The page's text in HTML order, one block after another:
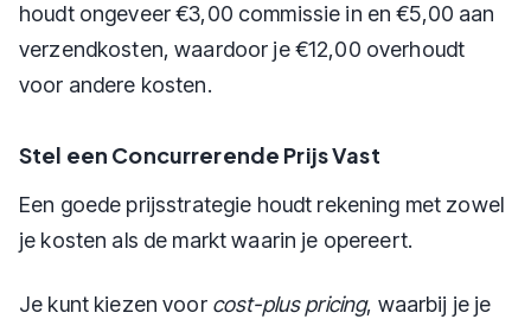
houdt ongeveer €3,00 commissie in en €5,00 aan
verzendkosten, waardoor je €12,00 overhoudt
voor andere kosten.
Stel een Concurrerende Prijs Vast
Een goede prijsstrategie houdt rekening met zowel
je kosten als de markt waarin je opereert.
Je kunt kiezen voor cost-plus pricing, waarbij je je